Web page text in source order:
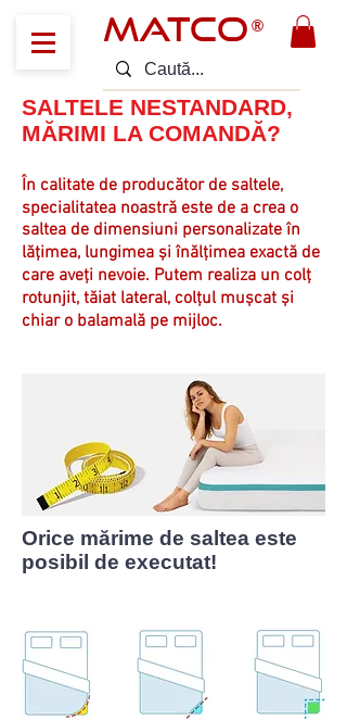
MATCO ®
SALTELE NESTANDARD,
MĂRIMI LA COMANDĂ?
În calitate de producător de saltele,
specialitatea noastră este de a crea o
saltea de dimensiuni personalizate în
lățimea, lungimea și înălțimea exactă de
care aveți nevoie. Putem realiza un colț
rotunjit, tăiat lateral, colțul mușcat și
chiar o balamală pe mijloc.
Orice mărime de saltea este
posibil de executat!